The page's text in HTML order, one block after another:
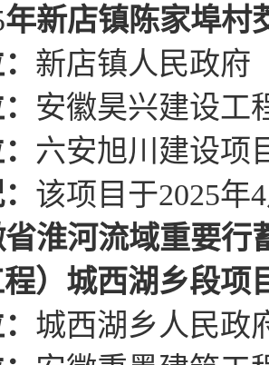
年新店镇陈家埠村
新店镇人民政府
安徽昊兴建设工
六安旭川建设项
： 该项目于2025年4
淮河流域重要行
）城西湖乡段项
城西湖乡人民政